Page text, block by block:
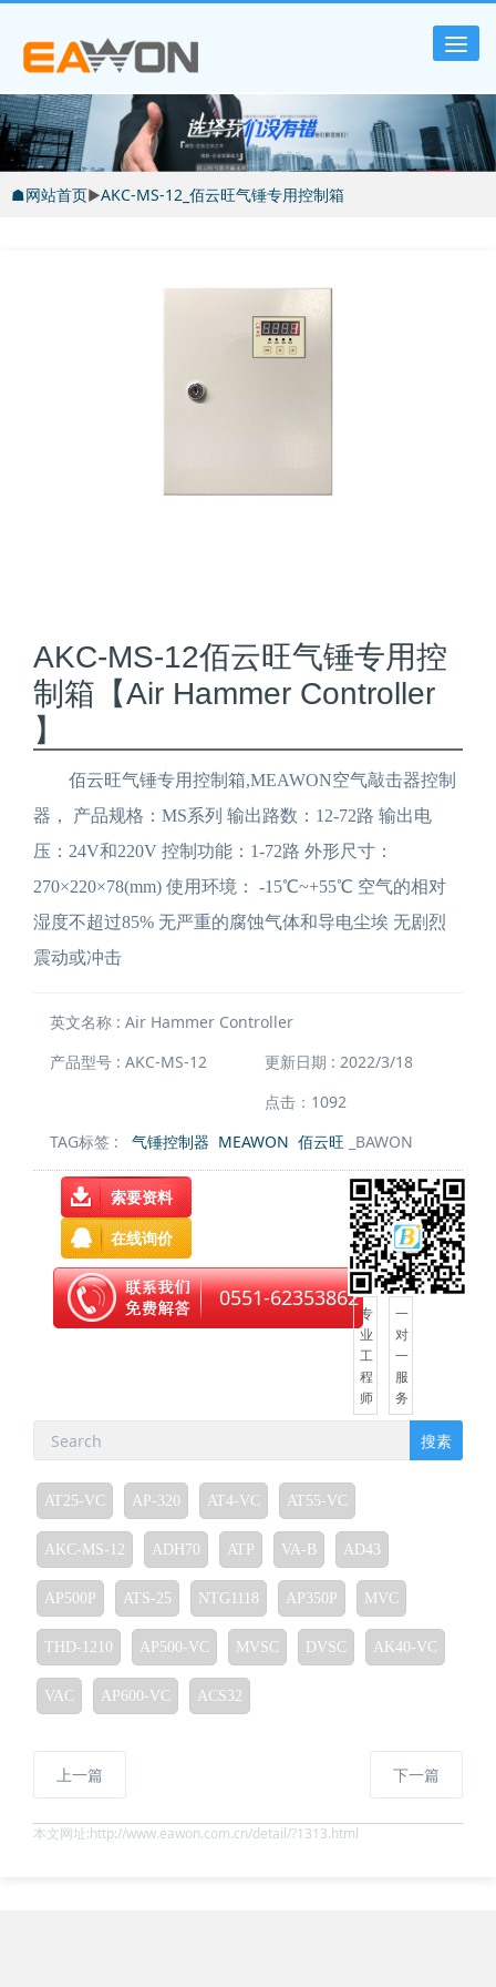
☗网站首页▶AKC-MS-12_佰云旺气锤专用控制箱
AKC-MS-12佰云旺气锤专用控
制箱【Air Hammer Controller
】
佰云旺气锤专用控制箱,MEAWON空气敲击器控制
器， 产品规格：MS系列 输出路数：12-72路 输出电
压：24V和220V 控制功能：1-72路 外形尺寸：
270×220×78(mm) 使用环境： -15℃~+55℃ 空气的相对
湿度不超过85% 无严重的腐蚀气体和导电尘埃 无剧烈
震动或冲击
英文名称 : Air Hammer Controller
产品型号 : AKC-MS-12
更新日期 : 2022/3/18
点击：1092
TAG标签 : 气锤控制器 MEAWON 佰云旺 _BAWON
索要资料
在线询价
0551-62353862
专
业
工
程
师
一
对
一
服
务
搜素
AT25-VC AP-320 AT4-VC AT55-VC
AKC-MS-12 ADH70 ATP VA-B AD43
AP500P ATS-25 NTG1118 AP350P MVC
THD-1210 AP500-VC MVSC DVSC AK40-VC
VAC AP600-VC ACS32
上一篇 下一篇
本文网址:http://www.eawon.com.cn/detail/?1313.html